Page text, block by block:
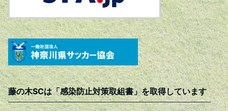
藤の木SCは「感染防止対策取組書」を取得しています